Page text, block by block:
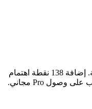
ترقية كبرى! تقديم لوحة التصفية الثابتة على الجانب الأيسر مع التصنيف المجمع لتحسين كفاءة التصفية. تحسين شامل لنظام التخزين المؤقت يحسن بشكل كبير سرعة تحميل الصفحة. إضافة 138 نقطة اهتمام